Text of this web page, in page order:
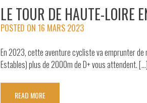
LE TOUR DE HAUTE-LOIRE
POSTED ON 16 MARS 2023
En 2023, cette aventure cycliste va emprunter de
Estables) plus de 2000m de D+ vous attendent. […]
READ MORE